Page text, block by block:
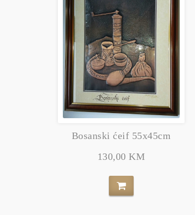
Bosanski ćeif 55x45cm
130,00 KM